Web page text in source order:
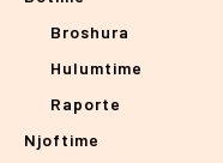
Broshura
Hulumtime
Raporte
Njoftime